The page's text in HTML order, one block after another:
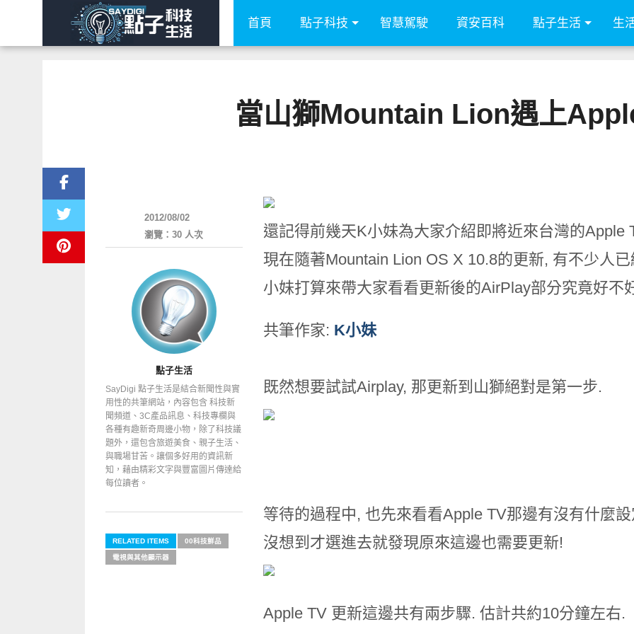
首頁 點子科技 智慧駕駛 資安百科 點子生活 生
當山獅Mountain Lion遇上
還記得前幾天K小妹為大家介紹即將近來台灣的Apple
現在隨著Mountain Lion OS X 10.8的更新, 有不少人
小妹打算來帶大家看看更新後的AirPlay部分究竟好不
共筆作家: K小妹
既然想要試試Airplay, 那更新到山獅絕對是第一步.
等待的過程中, 也先來看看Apple TV那邊有沒有什麼
沒想到才選進去就發現原來這邊也需要更新!
Apple TV 更新這邊共有兩步驟. 估計共約10分鐘左右.
2012/08/02
瀏覽：30 人次
點子生活
SayDigi 點子生活是結合新聞性與實
用性的共筆網站，內容包含 科技新
聞頻道、3C產品訊息、科技專欄與
各種有趣新奇周邊小物，除了科技議
題外，還包含旅遊美食、親子生活、
與職場甘苦。讓個多好用的資訊新
知，藉由精彩文字與豐富圖片傳達給
每位讀者。
RELATED ITEMS 00科技鮮品
電視與其他顯示器